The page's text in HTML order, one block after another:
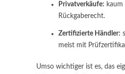
Privatverkäufe: kaum
Rückgaberecht.
Zertifizierte Händler:
meist mit
Umso wichtiger ist es, das